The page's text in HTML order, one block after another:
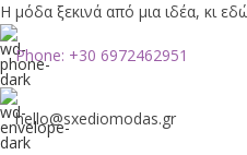
Η μόδα ξεκινά από μια ιδέα, κι
Phone: +30 6972462951
hello@sxediomodas.gr